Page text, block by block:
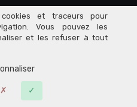
maintenant
du Savoir
et traceurs pour
Vous pouvez les
et les refuser à tout